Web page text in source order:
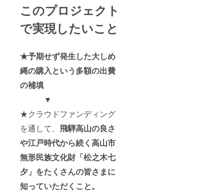
このプロジェクト
で実現したいこと
★予期せず発生した大しめ
縄の購入という多額の出費
の補填
▼
★クラウドファンディング
を通して、 飛騨高山の良さ
や江戸時代から続く高山市
無形民族文化財「松之木七
夕」をたくさんの皆さまに
知っていただくこと。